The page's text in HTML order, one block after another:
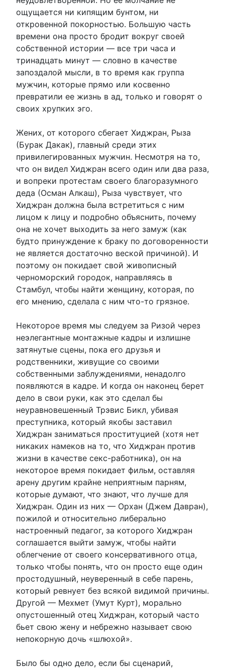
ощущается ни кипящим бунтом, ни
откровенной покорностью. Большую часть
времени она просто бродит вокруг своей
собственной истории — все три часа и
тринадцать минут — словно в качестве
запоздалой мысли, в то время как группа
мужчин, которые прямо или косвенно
превратили ее жизнь в ад, только и говорят о
своих хрупких эго.
Жених, от которого сбегает Хиджран, Рыза
(Бурак Дакак), главный среди этих
привилегированных мужчин. Несмотря на то,
что он видел Хиджран всего один или два раза,
и вопреки протестам своего благоразумного
деда (Осман Алкаш), Рыза чувствует, что
Хиджран должна была встретиться с ним
лицом к лицу и подробно объяснить, почему
она не хочет выходить за него замуж (как
будто принуждение к браку по договоренности
не является достаточно веской причиной). И
поэтому он покидает свой живописный
черноморский городок, направляясь в
Стамбул, чтобы найти женщину, которая, по
его мнению, сделала с ним что-то грязное.
Некоторое время мы следуем за Ризой через
неэлегантные монтажные кадры и излишне
затянутые сцены, пока его друзья и
родственники, живущие со своими
собственными заблуждениями, ненадолго
появляются в кадре. И когда он наконец берет
дело в свои руки, как это сделал бы
неуравновешенный Трэвис Бикл, убивая
преступника, который якобы заставил
Хиджран заниматься проституцией (хотя нет
никаких намеков на то, что Хиджран против
жизни в качестве секс-работника), он на
некоторое время покидает фильм, оставляя
арену другим крайне неприятным парням,
которые думают, что знают, что лучше для
Хиджран. Один из них — Орхан (Джем Давран),
пожилой и относительно либерально
настроенный педагог, за которого Хиджран
соглашается выйти замуж, чтобы найти
облегчение от своего консервативного отца,
только чтобы понять, что он просто еще один
простодушный, неуверенный в себе парень,
который ревнует без всякой видимой причины.
Другой — Мехмет (Умут Курт), морально
опустошенный отец Хиджран, который часто
бьет свою жену и небрежно называет свою
непокорную дочь «шлюхой».
Было бы одно дело, если бы сценарий,